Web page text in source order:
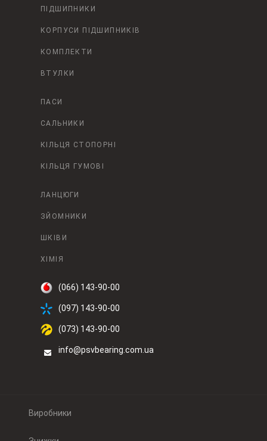
ПІДШИПНИКИ
КОРПУСИ ПІДШИПНИКІВ
КОМПЛЕКТИ
ВТУЛКИ
ПАСИ
САЛЬНИКИ
КІЛЬЦЯ СТОПОРНІ
КІЛЬЦЯ ГУМОВІ
ЛАНЦЮГИ
ЗЙОМНИКИ
ШКІВИ
ХІМІЯ
(066) 143-90-00
(097) 143-90-00
(073) 143-90-00
info@psvbearing.com.ua
Виробники